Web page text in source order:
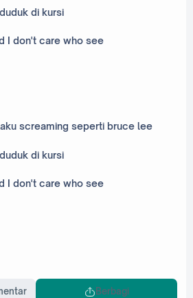
di kursi
I don't care who see
screaming seperti bruce lee
di kursi
I don't care who see
Berbagi